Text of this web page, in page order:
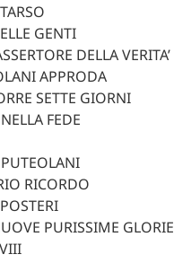
GENTI
DELLA VERITA’
APPRODA
SETTE GIORNI
FEDE
RICORDO
PURISSIME GLORIE